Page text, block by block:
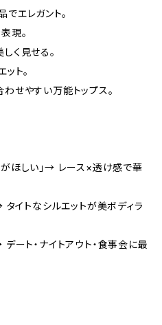
エレガント。
現。
く見せる。
ト。
せやすい万能トップス。
がほしい」→ レース×透け感で華
タイトなシルエットが美ボディラ
ート・ナイトアウト・食事会に最